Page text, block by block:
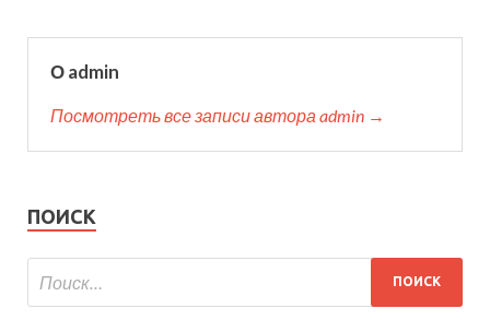
О admin
Посмотреть все записи автора admin →
ПОИСК